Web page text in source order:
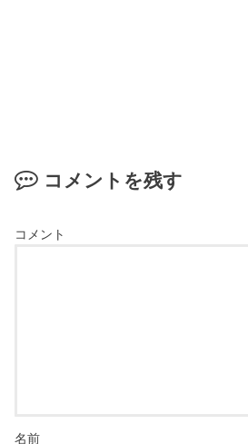
コメントを残す
コメント
名前